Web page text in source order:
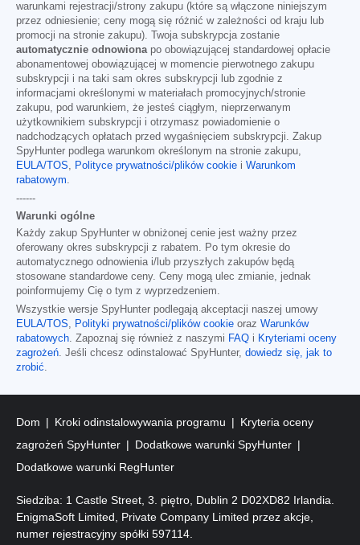
warunkami rejestracji/strony zakupu (które są włączone niniejszym
przez odniesienie; ceny mogą się różnić w zależności od kraju lub
promocji na stronie zakupu). Twoja subskrypcja zostanie
automatycznie odnowionapo obowiązującej standardowej opłacie
abonamentowej obowiązującej w momencie pierwotnego zakupu
subskrypcji i na taki sam okres subskrypcji lub zgodnie z
informacjami określonymi w materiałach promocyjnych/stronie
zakupu, pod warunkiem, że jesteś ciągłym, nieprzerwanym
użytkownikiem subskrypcji i otrzymasz powiadomienie o
nadchodzących opłatach przed wygaśnięciem subskrypcji. Zakup
SpyHunter podlega warunkom określonym na stronie zakupu,
EULA/TOS, Polityce prywatności/plików cookie i Warunkom
rabatowym.
------
Warunki ogólne
Każdy zakup SpyHunter w obniżonej cenie jest ważny przez
oferowany okres subskrypcji z rabatem. Po tym okresie do
automatycznego odnowienia i/lub przyszłych zakupów będą
stosowane standardowe ceny. Ceny mogą ulec zmianie, jednak
poinformujemy Cię o tym z wyprzedzeniem.
Wszystkie wersje SpyHunter podlegają akceptacji naszej umowy
EULA/TOS, Polityki prywatności/plików cookie oraz Warunków
rabatowych. Zapoznaj się również z naszymi FAQ i Kryteriami oceny
zagrożeń. Jeśli chcesz odinstalować SpyHunter, dowiedz się, jak to
zrobić.
Dom Kroki odinstalowywania programu
Kryteria oceny
zagrożeń SpyHunter
Dodatkowe warunki SpyHunter
Dodatkowe warunki RegHunter
Siedziba: 1 Castle Street, 3. piętro, Dublin 2 D02XD82 Irlandia.
EnigmaSoft Limited, Private Company Limited przez akcje,
numer rejestracyjny spółki 597114.